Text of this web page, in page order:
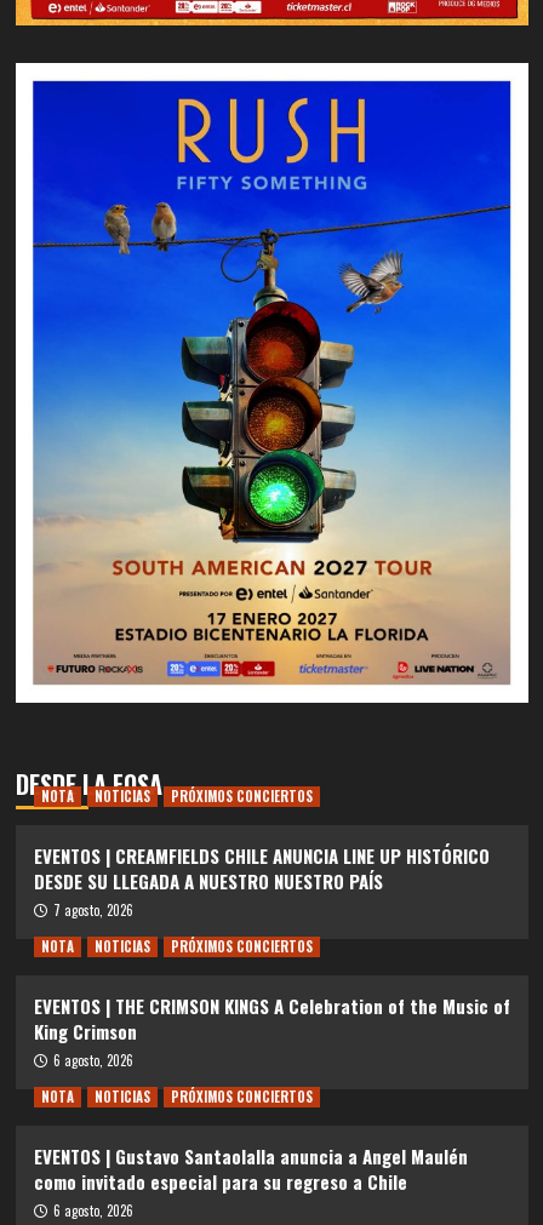
DESDE LA FOSA
NOTA NOTICIAS PRÓXIMOS CONCIERTOS
EVENTOS | CREAMFIELDS CHILE ANUNCIA LINE UP HISTÓRICO
DESDE SU LLEGADA A NUESTRO NUESTRO PAÍS
7 agosto, 2026
NOTA
NOTICIAS PRÓXIMOS CONCIERTOS
EVENTOS | THE CRIMSON KINGS A Celebration of the Music of
King Crimson
6 agosto, 2026
NOTA
NOTICIAS PRÓXIMOS CONCIERTOS
EVENTOS | Gustavo Santaolalla anuncia a Angel Maulén
como invitado especial para su regreso a Chile
6 agosto, 2026